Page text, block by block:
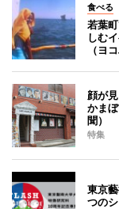
食べる
若葉
しむ
（ヨ
顔が
かま
聞）
特集
東京
つの